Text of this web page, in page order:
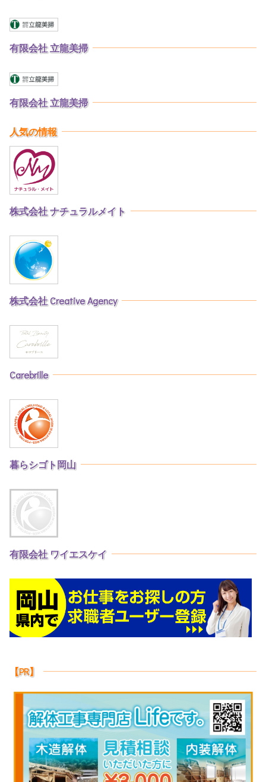
有限会社 立龍美掃
有限会社 立龍美掃
人気の情報
株式会社 ナチュラルメイト
株式会社 Creative Agency
Carebrille
暮らシゴト岡山
有限会社 ワイエスケイ
【PR】